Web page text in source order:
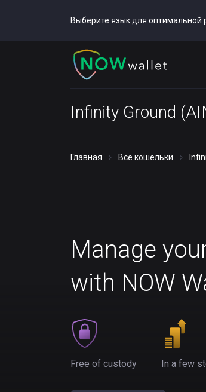
Выберите язык для оптимальной
Infinity Ground
Главная Все кошельки
Manage
with NOW
Free of custody In a few